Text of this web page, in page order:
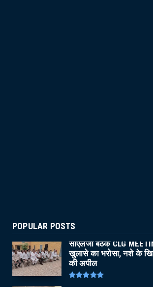
POPULAR POSTS
सीएलजी बैठक CLG
खुलासे का भरोसा, नशे के
की अपील